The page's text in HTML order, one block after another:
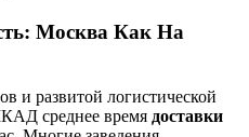
Москва Как На
и развитой логистической
среднее время доставки